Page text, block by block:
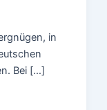
in
Bei […]